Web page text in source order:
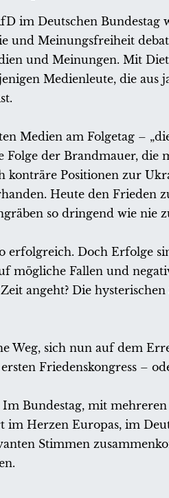
im Deutschen
und Meinungsfreiheit
und Meinungen. Mit
Medienleute, die
Medien am Folgetag –
Folge der Brandmauer,
konträre Positionen zur
Heute den Frieden
so dringend wie nie
erfolgreich. Doch Erfolge
mögliche Fallen und
angeht? Die
Weg, sich nun auf dem
Friedenskongress –
Im Bundestag, mit
Herzen Europas, im
Stimmen